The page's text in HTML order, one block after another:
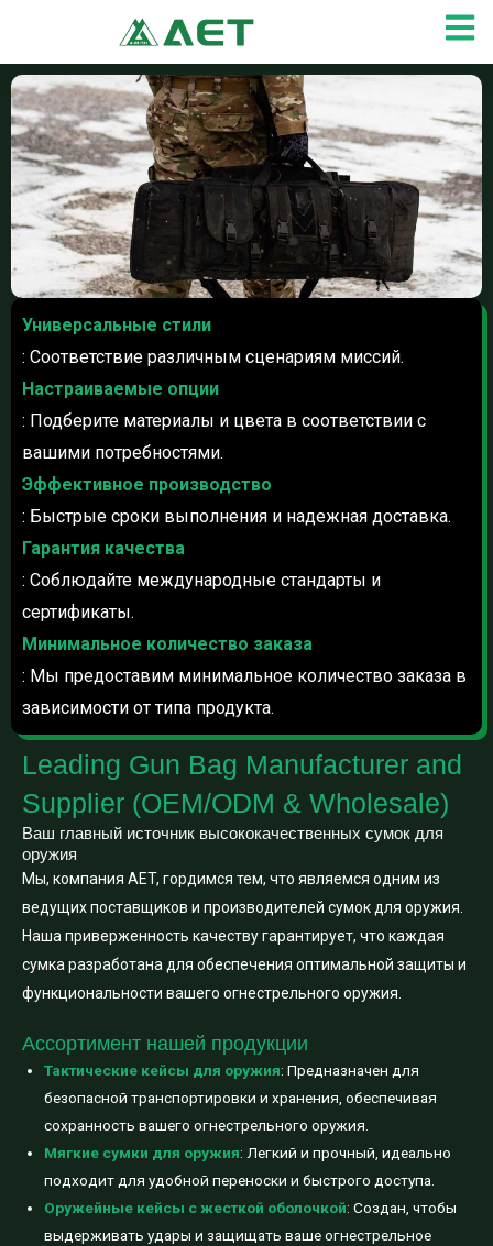
содержимому
Leading Gun Bag Manufacturer and
Supplier (OEM/ODM & Wholesale)
Ваш главный источник высококачественных сумок для
оружия
Мы, компания AET, гордимся тем, что являемся одним из
ведущих поставщиков и производителей сумок для оружия.
Наша приверженность качеству гарантирует, что каждая
сумка разработана для обеспечения оптимальной защиты и
функциональности вашего огнестрельного оружия.
Ассортимент нашей продукции
Тактические кейсы для оружия: Предназначен для
безопасной транспортировки и хранения, обеспечивая
сохранность вашего огнестрельного оружия.
Мягкие сумки для оружия: Легкий и прочный, идеально
подходит для удобной переноски и быстрого доступа.
Оружейные кейсы с жесткой оболочкой: Создан, чтобы
выдерживать удары и защищать ваше огнестрельное
Универсальные стили
: Соответствие различным сценариям миссий.
Настраиваемые опции
: Подберите материалы и цвета в соответствии с
вашими потребностями.
Эффективное производство
: Быстрые сроки выполнения и надежная доставка.
Гарантия качества
: Соблюдайте международные стандарты и
сертификаты.
Минимальное количество заказа
: Мы предоставим минимальное количество заказа в
зависимости от типа продукта.